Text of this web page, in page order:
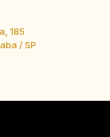
185
/ SP